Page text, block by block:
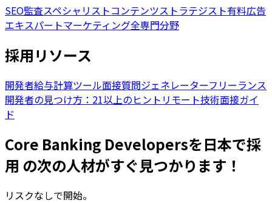
SEO監査スペシャリストコンテンツストラテジスト有料広告
エキスパートマーケティング全専門分野
採用リソース
開発者給与計算ツール面接質問ジェネレーターフリーランス
開発者の見つけ方：21以上のヒント リモート技術面接ガイ
ド
Core Banking Developersを日本で採
用 の次の人材がすぐ見つかります！
リスクなしで開始。